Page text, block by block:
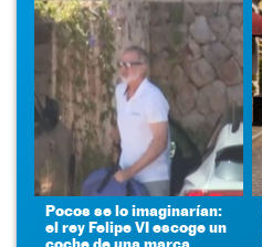
Pocos se lo imaginarían:
el rey Felipe VI escoge un
coche de una marca